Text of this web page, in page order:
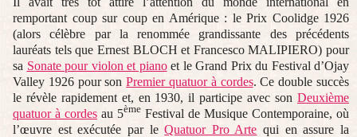
remportant coup sur coup en Amérique : le Prix Coolidge 1926
(alors célèbre par la renommée grandissante des précédents
lauréats tels que Ernest BLOCH et Francesco MALIPIERO) pour
sa Sonate pour violon et pianoet le Grand Prix du Festival d’Ojay
Valley 1926 pour sonPremier quatuor à cordes. Ce double succès
le révèle rapidement et, en 1930, il participe avec son Deuxième
quatuor à cordes au 5ème Festival de Musique Contemporaine, où
l’œuvre est exécutée par leQuatuor Pro Arte qui en assure la